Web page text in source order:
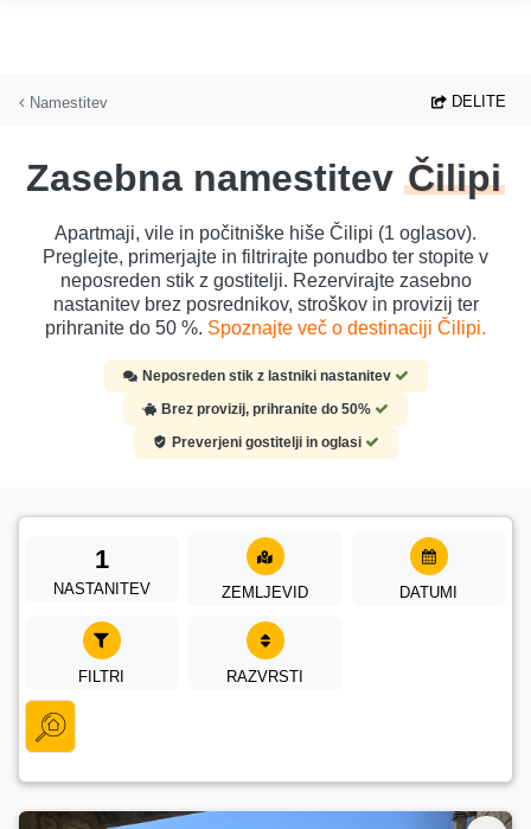
Namestitev DELITE
Zasebna namestitev Čilipi
Apartmaji, vile in počitniške hiše Čilipi (1 oglasov).
Preglejte, primerjajte in filtrirajte ponudbo ter stopite v
neposreden stik z gostitelji. Rezervirajte zasebno
nastanitev brez posrednikov, stroškov in provizij ter
prihranite do 50 %. Spoznajte več o destinaciji Čilipi.
Neposreden stik z lastniki nastanitev
Brez provizij, prihranite do 50%
Preverjeni gostitelji in oglasi
1
NASTANITEV ZEMLJEVID DATUMI
FILTRI RAZVRSTI